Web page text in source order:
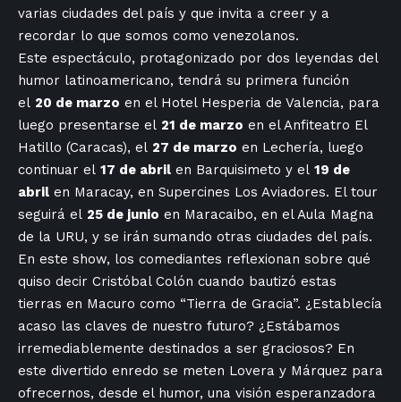
varias ciudades del país y que invita a creer y a
recordar lo que somos como venezolanos.
Este espectáculo, protagonizado por dos leyendas del
humor latinoamericano, tendrá su primera función
el 20 de marzo en el Hotel Hesperia de Valencia, para
luego presentarse el 21 de marzo en el Anfiteatro El
Hatillo (Caracas), el 27 de marzo en Lechería, luego
continuar el 17 de abril en Barquisimeto y el 19 de
abril en Maracay, en Supercines Los Aviadores. El tour
seguirá el 25 de junio en Maracaibo, en el Aula Magna
de la URU, y se irán sumando otras ciudades del país.
En este show, los comediantes reflexionan sobre qué
quiso decir Cristóbal Colón cuando bautizó estas
tierras en Macuro como “Tierra de Gracia”. ¿Establecía
acaso las claves de nuestro futuro? ¿Estábamos
irremediablemente destinados a ser graciosos? En
este divertido enredo se meten Lovera y Márquez para
ofrecernos, desde el humor, una visión esperanzadora